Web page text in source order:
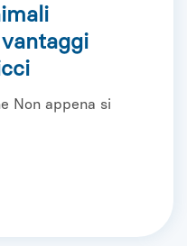
Non appena si